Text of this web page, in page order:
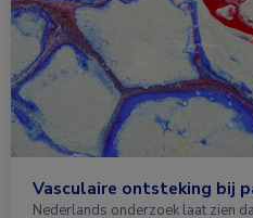
Vasculaire ontsteking bij
Nederlands onderzoek laat zien